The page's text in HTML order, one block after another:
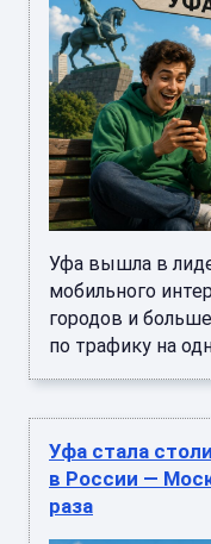
Уфа вышла в
мобильного
городов и
по трафику на
Уфа стала
в России —
раза